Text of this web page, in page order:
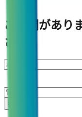
ご質問があり
さい。
送信